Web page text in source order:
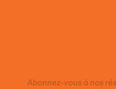
Abonnez-vous à nos